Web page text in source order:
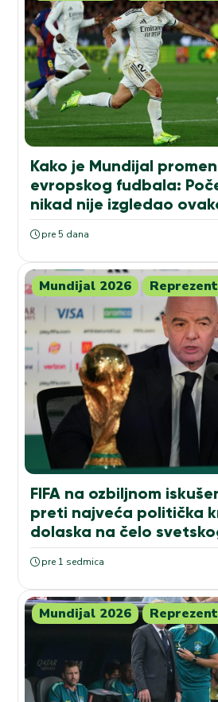
Kako je Mundijal
evropskog fudbala:
nikad nije izgledao
pre 5 dana
Mundijal 2026
FIFA na ozbiljnom
preti najveća politička
dolaska na čelo
pre 1 sedmica
Mundijal 2026